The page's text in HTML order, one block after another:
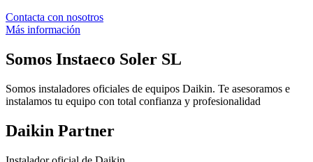
Contacta con nosotros
Más información
Somos Instaeco Soler SL
Somos instaladores oficiales de equipos Daikin. Te asesoramos e
instalamos tu equipo con total confianza y profesionalidad
Daikin Partner